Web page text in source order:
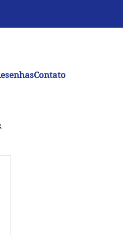
Contato